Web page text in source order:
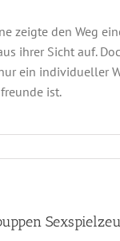
zeigte den Weg
ihrer Sicht auf.
ein individueller
ist.